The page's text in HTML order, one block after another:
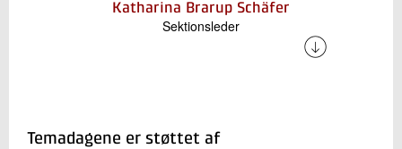
Katharina Brarup Schäfer
Sektionsleder
energistrømsanalyser for nogle af landets
Temadagene er støttet af